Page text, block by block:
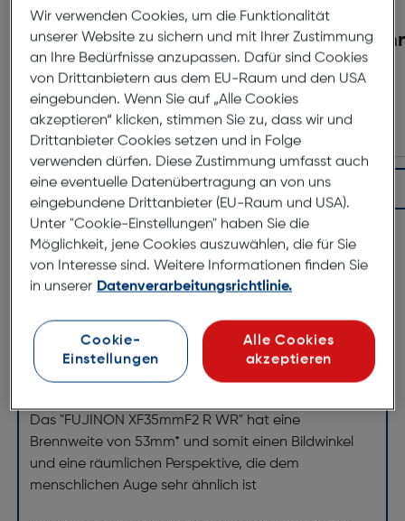
Hoya Fusion One Next POL
CIR 43mm
€ 49,99
In den Warenkorb
Produktbeschreibung
ArtNr.: 110098525
Das moderne Standardobjektiv
Das "FUJINON XF35mmF2 R WR" hat eine
Brennweite von 53mm* und somit einen Bildwinkel
und eine räumlichen Perspektive, die dem
menschlichen Auge sehr ähnlich ist
Wir verwenden Cookies, um die Funktionalität
unserer Website zu sichern und mit Ihrer Zustimmung
an Ihre Bedürfnisse anzupassen. Dafür sind Cookies
von Drittanbietern aus dem EU-Raum und den USA
eingebunden. Wenn Sie auf „Alle Cookies
akzeptieren“ klicken, stimmen Sie zu, dass wir und
Drittanbieter Cookies setzen und in Folge
verwenden dürfen. Diese Zustimmung umfasst auch
eine eventuelle Datenübertragung an von uns
eingebundene Drittanbieter (EU-Raum und USA).
Unter "Cookie-Einstellungen" haben Sie die
Möglichkeit, jene Cookies auszuwählen, die für Sie
von Interesse sind. Weitere Informationen finden Sie
in unserer Datenverarbeitungsrichtlinie.
Cookie-
Einstellungen
Alle Cookies
akzeptieren